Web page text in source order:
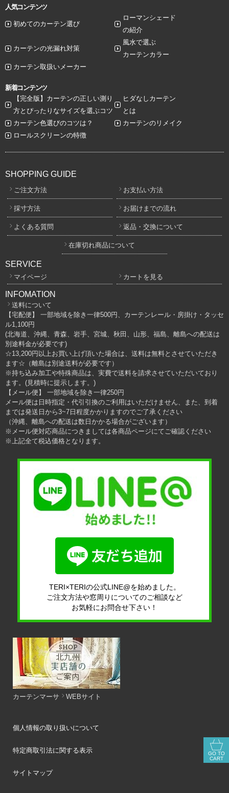
人気コンテンツ
初めてのカーテン選び
ローマンシェード
の紹介
カーテンの光漏れ対策
風水で選ぶ
カーテンカラー
カーテン取扱いメーカー
新着コンテンツ
【完全版】カーテンの正しい測り
方とぴったりなサイズを選ぶコツ
ヒダなしカーテン
とは
カーテン色選びのコツは？
カーテンのリメイク
ロールスクリーンの特徴
SHOPPING GUIDE
ご注文方法 お支払い方法
採寸方法 お届けまでの流れ
よくある質問 返品・交換について
在庫切れ商品について
SERVICE
マイページ カートを見る
INFOMATION
送料について
【宅配便】 一部地域を除き一律500円、カーテンレール・房掛け・タッセ
ル1,100円
(北海道、沖縄、青森、岩手、宮城、秋田、山形、福島、離島への配送は
別途料金が必要です)
☆13,200円以上お買い上げ頂いた場合は、送料は無料とさせていただき
ます☆（離島は別途送料が必要です）
※持ち込み加工や特殊商品は、実費で送料を請求させていただいており
ます。(見積時に提示します。)
【メール便】 一部地域を除き一律250円
メール便は日時指定・代引引換のご利用はいただけません、また、到着
までは発送日から3~7日程度かかりますのでご了承ください
（沖縄、離島への配送は数日かかる場合がございます）
※メール便対応商品につきましては各商品ページにてご確認ください
※上記全て税込価格となります。
TERI×TERIの公式LINE@を始めました。
ご注文方法や窓周りについてのご相談など
お気軽にお問合せ下さい！
カーテンマーサ WEBサイト
個人情報の取り扱いについて
特定商取引法に関する表示
サイトマップ
GO TO
CART